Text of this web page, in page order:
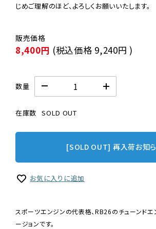
じめご理解のほど、よろしくお願いいたします。
8,400円 (税込価格 9,240円 )
数量
在庫数 SOLD OUT
[SOLD OUT] 再入荷お知
お気に入りに追加
スポーツエンジンの代表格、RB26のチューンドエ
ージョンです。